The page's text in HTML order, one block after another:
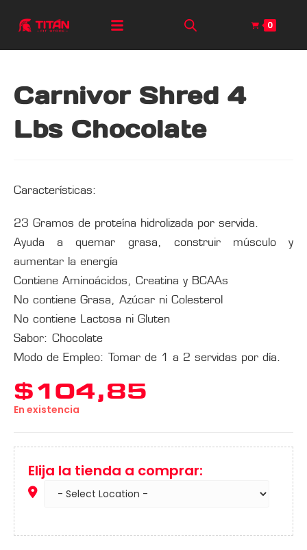
0
Carnivor Shred 4
Lbs Chocolate
Características:
23 Gramos de proteína hidrolizada por servida.
Ayuda a quemar grasa, construir músculo y
aumentar la energía
Contiene Aminoácidos, Creatina y BCAAs
No contiene Grasa, Azúcar ni Colesterol
No contiene Lactosa ni Gluten
Sabor: Chocolate
Modo de Empleo: Tomar de 1 a 2 servidas por día.
$104,85
En existencia
Elija la tienda a comprar: